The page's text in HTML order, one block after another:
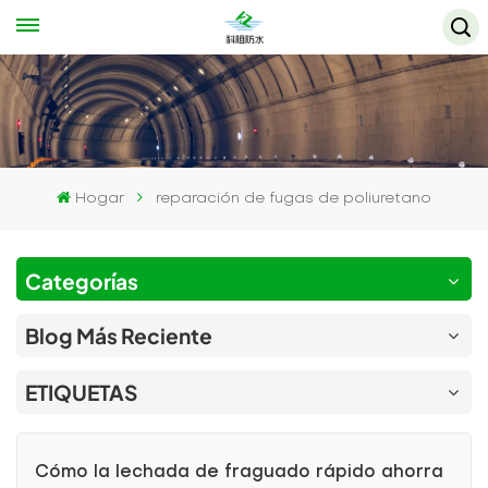
Hogar reparación de fugas de poliuretano
Categorías
Blog Más Reciente
ETIQUETAS
Cómo la lechada de fraguado rápido ahorra